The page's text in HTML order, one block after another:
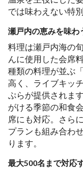
では味わえない特
瀬戸内の恵みを味わ
料理は瀬戸内海の
んに使用した会席
種類の料理が並ぶ
高く、ライブキッ
ぷらが提供されま
がける季節の和食
席にも対応。さら
プランも組み合わ
ります。
最大500名まで対応